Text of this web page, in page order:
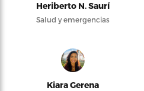
Heriberto N. Saurí
Salud y emergencias
Kiara Gerena